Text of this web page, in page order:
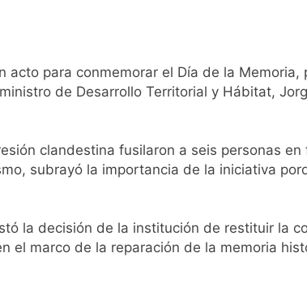
napalm sobre el Gran Buenos Aires
para conmemorar el Día de la Memoria,
de Desarrollo Territorial y Hábitat,
clandestina fusilaron a seis personas en
subrayó la importancia de la iniciativa
la decisión de la institución de restituir la
marco de la reparación de la memoria